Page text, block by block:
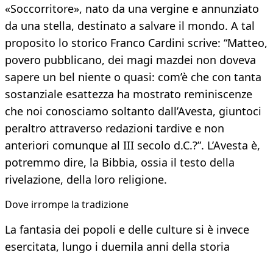
«Soccorritore», nato da una vergine e annunziato
da una stella, destinato a salvare il mondo. A tal
proposito lo storico Franco Cardini scrive: “Matteo,
povero pubblicano, dei magi mazdei non doveva
sapere un bel niente o quasi: com’è che con tanta
sostanziale esattezza ha mostrato reminiscenze
che noi conosciamo soltanto dall’Avesta, giuntoci
peraltro attraverso redazioni tardive e non
anteriori comunque al III secolo d.C.?”. L’Avesta è,
potremmo dire, la Bibbia, ossia il testo della
rivelazione, della loro religione.
Dove irrompe la tradizione
La fantasia dei popoli e delle culture si è invece
esercitata, lungo i duemila anni della storia